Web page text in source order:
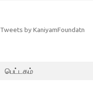
Tweets by KaniyamFoundatn
பெட்டகம்